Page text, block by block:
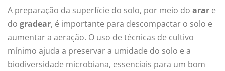
A preparação da superfície do solo, por meio do arar e
do gradear, é importante para descompactar o solo e
aumentar a aeração. O uso de técnicas de cultivo
mínimo ajuda a preservar a umidade do solo e a
biodiversidade microbiana, essenciais para um bom